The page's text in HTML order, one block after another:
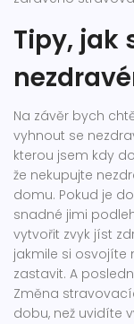
Tipy, jak
Na závěr bych
vyhnout se
kterou jsem kdy
že nekupujte
domu. Pokud je
snadné jimi
vytvořit zvyk jíst
jakmile si osvojíte
zastavit. A
Změna
dobu, než uvidíte